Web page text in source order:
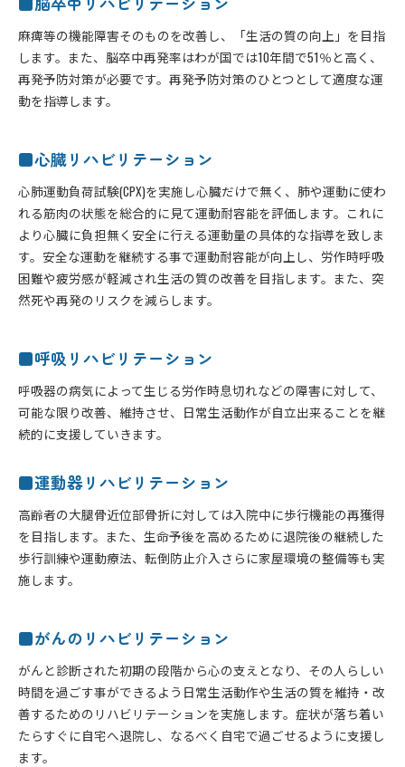
麻痺等の機能障害そのものを改善し、「生活の質の向上」を目指
します。また、脳卒中再発率はわが国では10年間で51％と高く、
再発予防対策が必要です。再発予防対策のひとつとして適度な運
動を指導します。
■心臓リハビリテーション
心肺運動負荷試験(CPX)を実施し心臓だけで無く、肺や運動に使わ
れる筋肉の状態を総合的に見て運動耐容能を評価します。これに
より心臓に負担無く安全に行える運動量の具体的な指導を致しま
す。安全な運動を継続する事で運動耐容能が向上し、労作時呼吸
困難や疲労感が軽減され生活の質の改善を目指します。また、突
然死や再発のリスクを減らします。
■呼吸リハビリテーション
呼吸器の病気によって生じる労作時息切れなどの障害に対して、
可能な限り改善、維持させ、日常生活動作が自立出来ることを継
続的に支援していきます。
■運動器リハビリテーション
高齢者の大腿骨近位部骨折に対しては入院中に歩行機能の再獲得
を目指します。また、生命予後を高めるために退院後の継続した
歩行訓練や運動療法、転倒防止介入さらに家屋環境の整備等も実
施します。
■がんのリハビリテーション
がんと診断された初期の段階から心の支えとなり、その人らしい
時間を過ごす事ができるよう日常生活動作や生活の質を維持・改
善するためのリハビリテーションを実施します。症状が落ち着い
たらすぐに自宅へ退院し、なるべく自宅で過ごせるように支援し
ます。